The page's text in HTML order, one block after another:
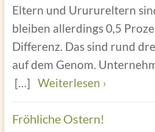
Eltern und Ururureltern
bleiben allerdings 0,5
Differenz. Das sind rund
auf dem Genom.
[…] Weiterlesen ›
Fröhliche Ostern!